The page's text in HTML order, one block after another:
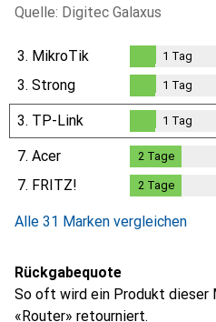
Quelle: Digitec Galaxus
3. MikroTik
Tag
1 Tag
3. Strong
1Tag
1 Tag
3. TP-Link
1Tag
1 Tag
7. Acer 2 Tage
7. FRITZ! 2 Tage
Alle 31 Marken vergleichen
Rückgabequote
So oft wird ein Produkt dieser
«Router» retourniert.